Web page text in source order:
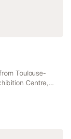
Toulouse-
Centre,
set in Albi.
2.